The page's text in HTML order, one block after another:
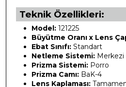
Teknik Özellikleri:
Model: 121225
Büyütme Oranı x Lens
Ebat Sınıfı: Standart
Netleme Sistemi: Merkezi
Prizma Sistemi: Porro
Prizma Camı: BaK-4
Lens Kaplaması: